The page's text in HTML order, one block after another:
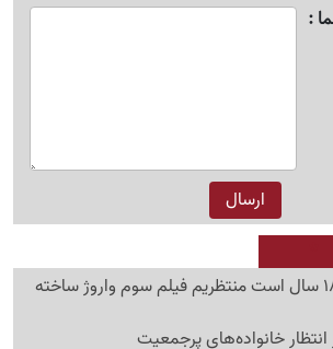
داریوش فرهنگ: 18 سال است منتظریم فیلم سوم واروژ ساخته